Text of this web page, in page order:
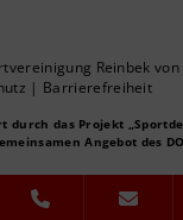
Reinbek von
| Barrierefreiheit
durch das Projekt
Angebot des